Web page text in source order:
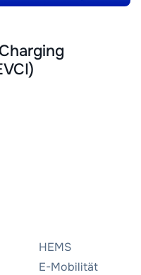
HEMS
E-Mobilität